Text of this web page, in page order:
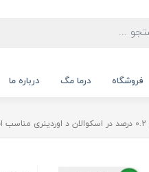
فروشگاه درما مگ درباره ما